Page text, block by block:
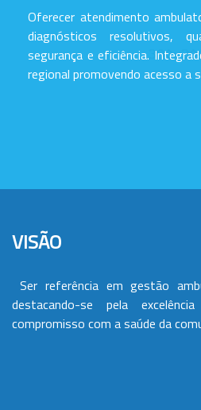
Oferecer atendimento
diagnósticos resolutivos,
segurança e eficiência.
regional promovendo acesso a
VISÃO
Ser referência em gestão
destacando-se pela
compromisso com a saúde da